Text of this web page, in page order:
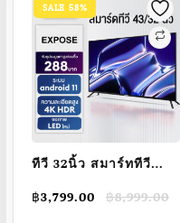
SALE 58%
ทีวี 32นิ้ว สมาร์ททีวี
led smart tv wifi
฿8,999.00
Original
฿3,799.00
Current